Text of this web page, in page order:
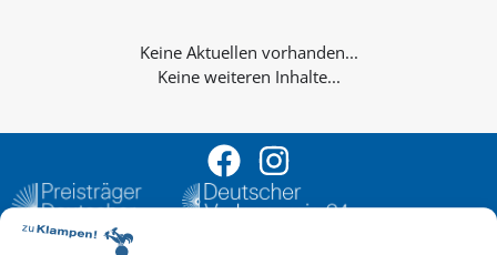
Keine weiteren Inhalte...